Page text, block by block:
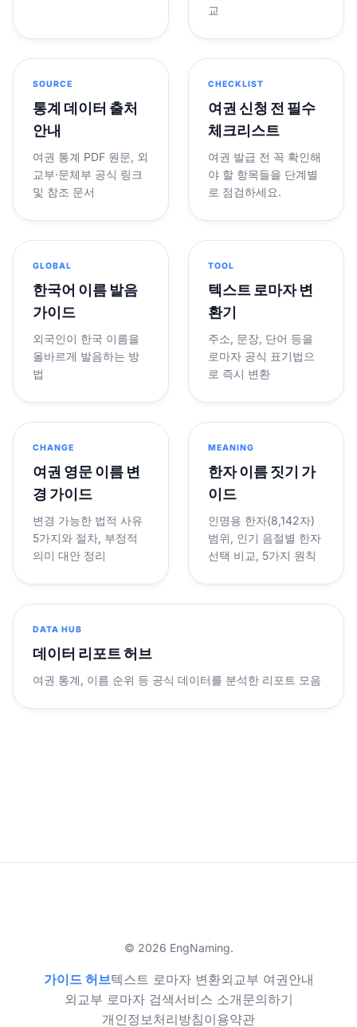
교
SOURCE
통계 데이터 출처
안내
여권 통계 PDF 원문, 외
교부·문체부 공식 링크
및 참조 문서
CHECKLIST
여권 신청 전 필수
체크리스트
여권 발급 전 꼭 확인해
야 할 항목들을 단계별
로 점검하세요.
GLOBAL
한국어 이름 발음
가이드
외국인이 한국 이름을
올바르게 발음하는 방
법
TOOL
텍스트 로마자 변
환기
주소, 문장, 단어 등을
로마자 공식 표기법으
로 즉시 변환
CHANGE
여권 영문 이름 변
경 가이드
변경 가능한 법적 사유
5가지와 절차, 부정적
의미 대안 정리
MEANING
한자 이름 짓기 가
이드
인명용 한자(8,142자)
범위, 인기 음절별 한자
선택 비교, 5가지 원칙
DATA HUB
데이터 리포트 허브
여권 통계, 이름 순위 등 공식 데이터를 분석한 리포트 모음
© 2026 EngNaming.
가이드 허브텍스트 로마자 변환외교부 여권안내
외교부 로마자 검색서비스 소개문의하기
개인정보처리방침이용약관